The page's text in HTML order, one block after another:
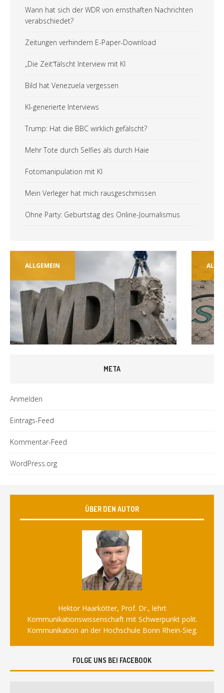
Wann hat sich der WDR von ernsthaften Nachrichten
verabschiedet?
Zeitungen verhindern E-Paper-Download
„Die Zeit“fälscht Interview mit KI
Bild hat Venezuela vergessen
KI-generierte Interviews
Trump: Hat die BBC wirklich gefälscht?
Mehr Tote durch Selfies als durch Haie
Fotomanipulation mit KI
Mein Verleger hat mich rausgeschmissen
Ohne Party: Geburtstag des Online-Journalismus
ALLGEMEIN
META
Anmelden
Eintrags-Feed
Kommentar-Feed
WordPress.org
ÜBER DEN AUTOR
Hektor Haarkötter, Prof. Dr., lehrt
Kommunikationswissenschaft mit Schwerpunkt polit.
Kommunikation an der Hochschule Bonn Rhein-Sieg.
FOLGE UNS BEI FACEBOOK